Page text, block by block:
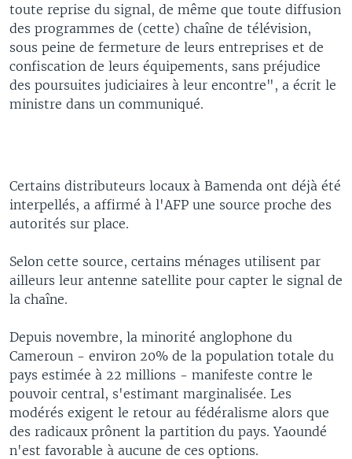
toute reprise du signal, de même que toute diffusion
des programmes de (cette) chaîne de télévision,
sous peine de fermeture de leurs entreprises et de
confiscation de leurs équipements, sans préjudice
des poursuites judiciaires à leur encontre", a écrit le
ministre dans un communiqué.
Certains distributeurs locaux à Bamenda ont déjà été
interpellés, a affirmé à l'AFP une source proche des
autorités sur place.
Selon cette source, certains ménages utilisent par
ailleurs leur antenne satellite pour capter le signal de
la chaîne.
Depuis novembre, la minorité anglophone du
Cameroun - environ 20% de la population totale du
pays estimée à 22 millions - manifeste contre le
pouvoir central, s'estimant marginalisée. Les
modérés exigent le retour au fédéralisme alors que
des radicaux prônent la partition du pays. Yaoundé
n'est favorable à aucune de ces options.